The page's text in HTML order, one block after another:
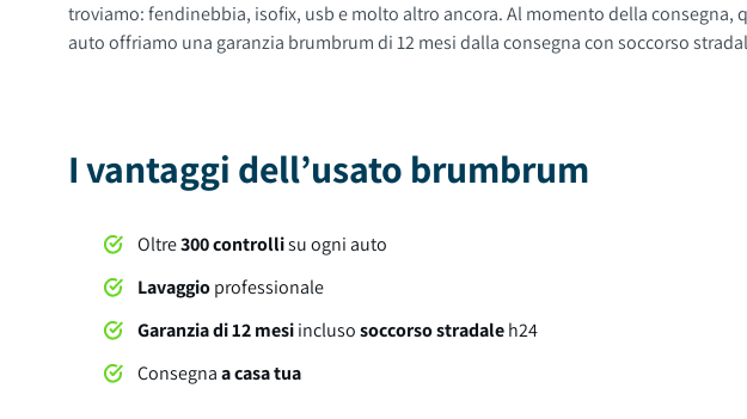
troviamo: fendinebbia, isofix, usb e molto altro ancora. Al momento della consegna, questa automobile sarà soggetta a lavaggio professionale compreso nel prezzo. Su tutte le nostre
auto offriamo una garanzia brumbrum di 12 mesi dalla consegna con soccorso
I vantaggi dell’usato brumbrum
Oltre300 controllisu ogni auto
Lavaggioprofessionale
Garanzia di 12 mesiinclusosoccorso stradaleh24
Consegnaa casa tua